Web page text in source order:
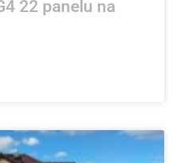
22 panelu na